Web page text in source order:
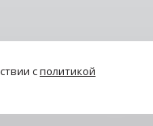
сполитикой